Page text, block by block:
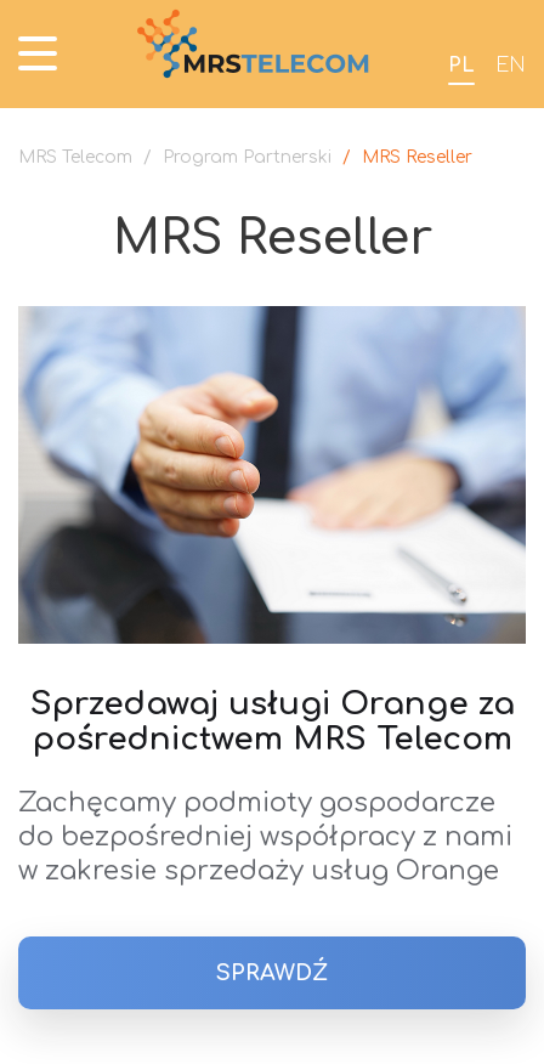
PL EN
MRS Telecom / Program Partnerski / MRS Reseller
MRS Reseller
Sprzedawaj usługi Orange za
pośrednictwem MRS Telecom
Zachęcamy podmioty gospodarcze
do bezpośredniej współpracy z nami
w zakresie sprzedaży usług Orange
SPRAWDŹ